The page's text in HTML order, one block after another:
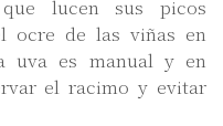
lucen sus picos
ocre de las viñas en
uva es manual y en
el racimo y evitar